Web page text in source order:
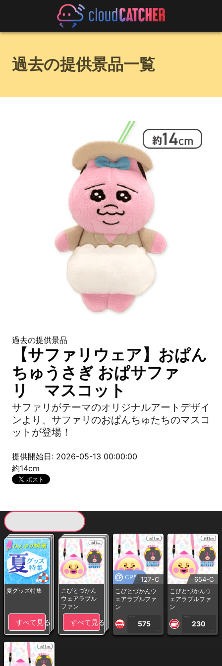
過去の提供景品一覧
過去の提供景品
【サファリウェア】おぱん
ちゅうさぎ おぱサファ
リ マスコット
サファリがテーマのオリジナルアートデザイ
ンより、サファリのおぱんちゅたちのマスコ
ットが登場！
提供開始日: 2026-05-13 00:00:00
約14cm
夏グッズ特集
すべて見る
こびとづかん
ウェアラブル
ファン
すべて見る
CP専用127-C
こびとづかんウ
ェアラブルファ
ン
1PLAY
575
CP
654-C
こびとづかんウ
ェアラブルファ
ン
1PLAY
230
CP